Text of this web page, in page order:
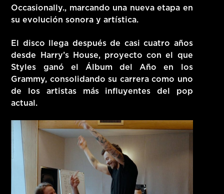
Occasionally., marcando una nueva etapa en
su evolución sonora y artística.
El disco llega después de casi cuatro años
desde
Harry’s House, proyecto con el que
Styles ganó el Álbum del Año en los
Grammy, consolidando su carrera como uno
de los artistas más influyentes del pop
actual.